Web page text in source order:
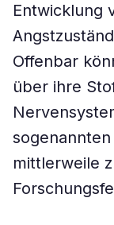
Entwicklung
Offenbar
über ihre
mittlerweile